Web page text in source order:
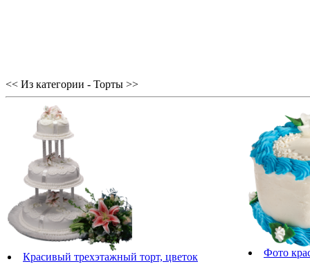
<< Из категории - Торты >>
Красивый трехэтажный торт, цветок
Фото